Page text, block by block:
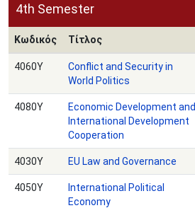
4th Semester
Κωδικός Τίτλος
4060Υ
Conflict and Security in
World Politics
4080Υ
Economic Development and
International Development
Cooperation
4030Υ EU Law and Governance
4050Υ
International Political
Economy